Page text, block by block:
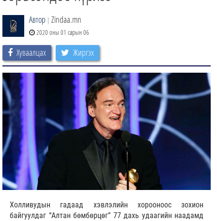
ЗИНДАА СЭТГҮҮЛ
Автор | Zindaa.mn
2020 оны 01 сарын 06
Хуваалцах Жиргэх
Холливудын гадаад хэвлэлийн хорооноос зохион
байгуулдаг “Алтан бөмбөрцөг” 77 дахь удаагийн наадамд